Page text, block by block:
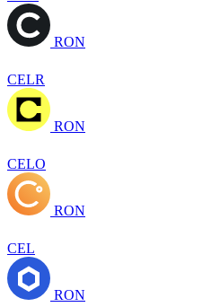
RON
CELR
RON
CELO
RON
CEL
RON